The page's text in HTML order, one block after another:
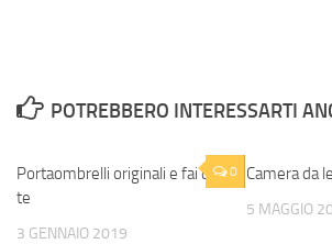
POTREBBERO INTERESSARTI
0
Portaombrelli originali e fai da
te
3 GENNAIO 2019
Camera da
5 MAGGIO